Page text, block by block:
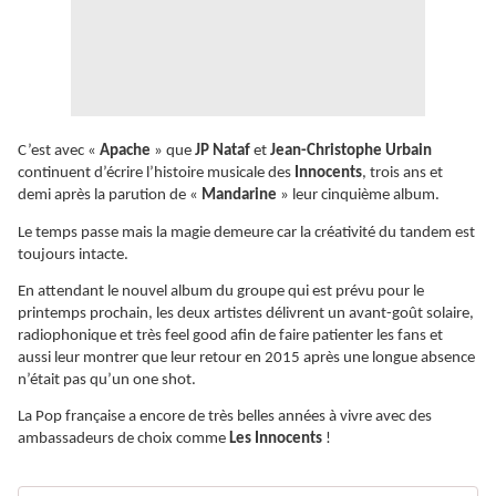
C’est avec « Apache » que JP Nataf et Jean-Christophe Urbain
continuent d’écrire l’histoire musicale des Innocents, trois ans et
demi après la parution de « Mandarine » leur cinquième album.
Le temps passe mais la magie demeure car la créativité du tandem est
toujours intacte.
En attendant le nouvel album du groupe qui est prévu pour le
printemps prochain, les deux artistes délivrent un avant-goût solaire,
radiophonique et très feel good afin de faire patienter les fans et
aussi leur montrer que leur retour en 2015 après une longue absence
n’était pas qu’un one shot.
La Pop française a encore de très belles années à vivre avec des
ambassadeurs de choix comme Les Innocents !